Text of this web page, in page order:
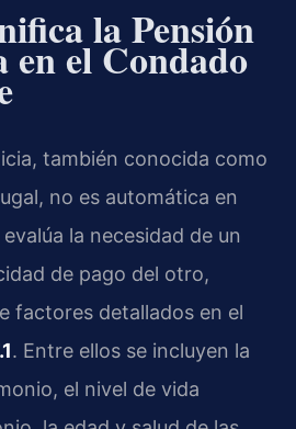
la Pensión
el Condado
también conocida como
no es automática en
la necesidad de un
de pago del otro,
factores detallados en el
. Entre ellos se incluyen la
el nivel de vida